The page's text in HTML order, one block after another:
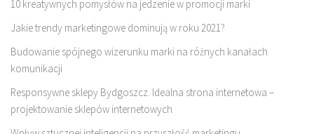
10 kreatywnych pomysłów na jedzenie w promocji marki
Jakie trendy marketingowe dominują w roku 2021?
Budowanie spójnego wizerunku marki na różnych kanałach
komunikacji
Responsywne sklepy Bydgoszcz. Idealna strona internetowa –
projektowanie sklepów internetowych